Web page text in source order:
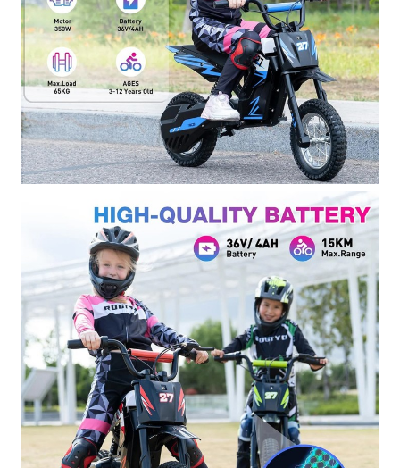
Sviluppa le capacità motorie:Migliora l'equilibrio e la
coordinazione.
Divertimento assicurato:Regala ore di gioia e risate.
Sicurezza garantita:Progettata per offrire il massimo
della sicurezza grazie ai materiali di alta qualità e ai
sistemi di frenatura efficaci.
Ideale per:
Bambini dai 3 ai 12 anni: Adatta a diverse fasce d'età
grazie alle tre modalità di velocità.
Gioco all'aperto:Perfetta per esplorare parchi, giardini
e spazi aperti.
Regalo indimenticabile:
Sorprendi il tuo bambino con
un regalo unico e originale.
RCB:Un marchio sinonimo di qualità e sicurezza per i
giocattoli elettrici per bambini.
Lascia che il tuo bambino diventi un vero pilota!